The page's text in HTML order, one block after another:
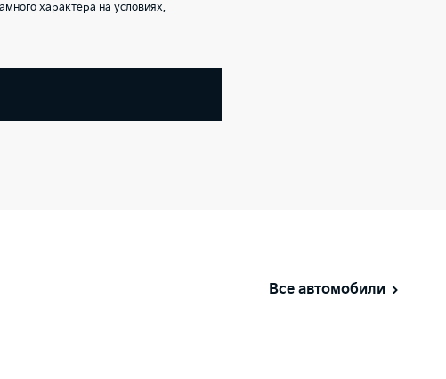
характера на условиях,
Все автомобили